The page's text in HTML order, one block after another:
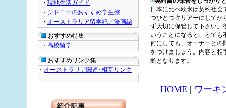
・ 現地生活ガイド
・ シドニーのおすすめ学生寮
・ オーストラリア留学記／漫画編
おすすめ特集
・ 高校留学
おすすめリンク集
・ オーストラリア関連･相互リンク
日本に比べ欧米は契約社
つひとつクリアーにしてか
ず大切に保管して下さい。
いうことになると、とても
何にしても、オーナーとの
をつけましょう。内容と相
拠となります。
HOME | ワーキ